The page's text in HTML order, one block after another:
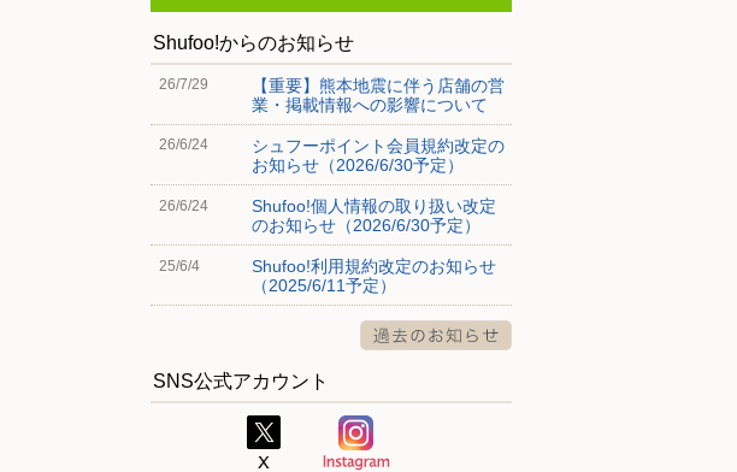
Shufoo!からのお知らせ
26/7/29
【重要】熊本地震に伴う店舗の営
業・掲載情報への影響について
26/6/24
シュフーポイント会員規約改定の
お知らせ（2026/6/30予定）
26/6/24
Shufoo!個人情報の取り扱い改定
のお知らせ（2026/6/30予定）
25/6/4
Shufoo!利用規約改定のお知らせ
（2025/6/11予定）
SNS公式アカウント